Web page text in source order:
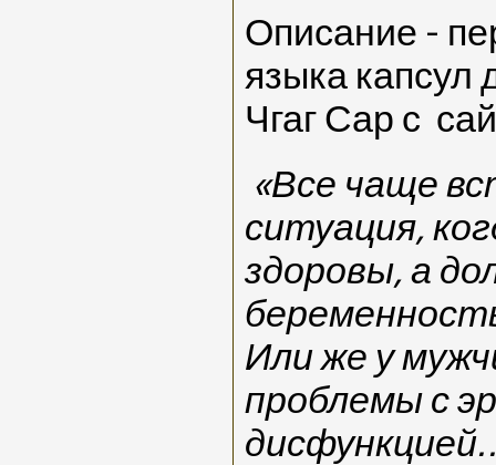
Описание -
языка капсул
Чгаг Сар с
«Все чаще
ситуация,
здоровы, а
Или же у
проблемы с